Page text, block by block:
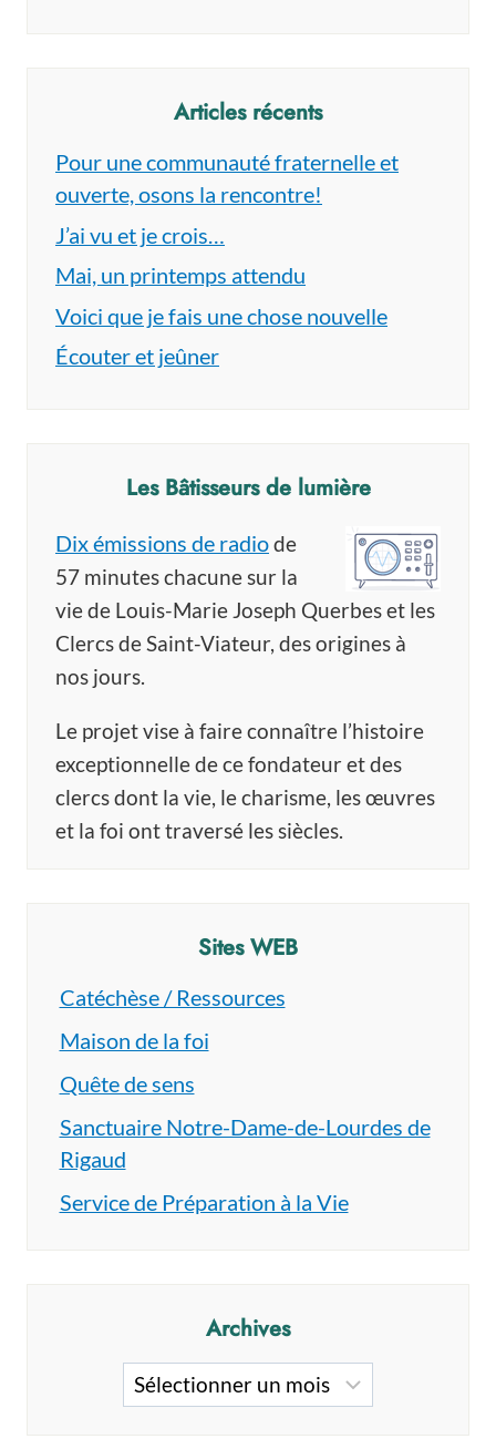
Articles récents
Pour une communauté fraternelle et
ouverte, osons la rencontre!
J’ai vu et je crois…
Mai, un printemps attendu
Voici que je fais une chose nouvelle
Écouter et jeûner
Les Bâtisseurs de lumière
Dix émissions de radiode
57 minutes chacune sur la
vie de Louis-Marie Joseph Querbes et les
Clercs de Saint-Viateur, des origines à
nos jours.
Le projet vise à faire connaître l’histoire
exceptionnelle de ce fondateur et des
clercs dont la vie, le charisme, les œuvres
et la foi ont traversé les siècles.
Sites WEB
Catéchèse / Ressources
Maison de la foi
Quête de sens
Sanctuaire Notre-Dame-de-Lourdes de
Rigaud
Service de Préparation à la Vie
Archives
Archives